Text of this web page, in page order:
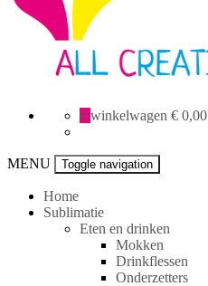
Creative
0 winkelwagen € 0,00
MENU Toggle navigation
Home
Sublimatie
Eten en drinken
Mokken
Drinkflessen
Onderzetters